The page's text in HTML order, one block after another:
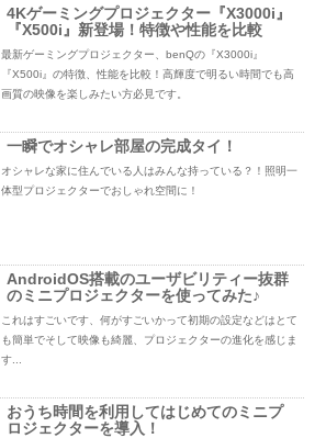
4Kゲーミングプロジェクター『X3000i』
『X500i』新登場！特徴や性能を比較
最新ゲーミングプロジェクター、benQの『X3000i』
『X500i』の特徴、性能を比較！高輝度で明るい時間でも高
画質の映像を楽しみたい方必見です。
一瞬でオシャレ部屋の完成タイ！
オシャレな家に住んでいる人はみんな持っている？！照明一
体型プロジェクターでおしゃれ空間に！
AndroidOS搭載のユーザビリティー抜群
のミニプロジェクターを使ってみた♪
これはすごいです、何がすごいかって初期の設定などはとて
も簡単でそして映像も綺麗、プロジェクターの進化を感じま
す...
おうち時間を利用してはじめてのミニプ
ロジェクターを導入！